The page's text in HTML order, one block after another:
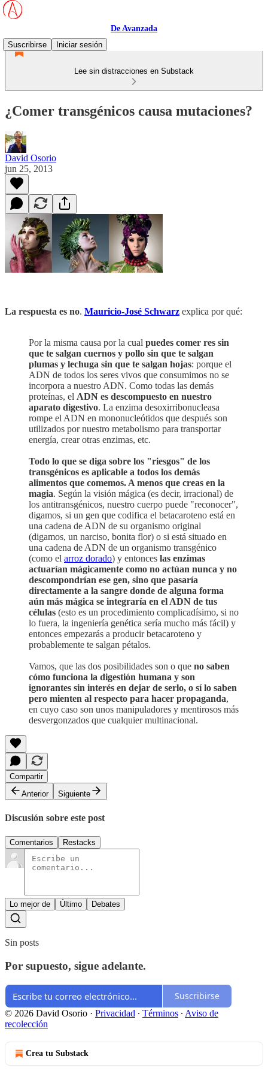
De Avanzada
Suscribirse
Iniciar sesión
Lee sin distracciones en Substack
¿Comer transgénicos causa mutaciones?
David Osorio
jun 25, 2013
La respuesta es no. Mauricio-José Schwarz explica por qué:
Por la misma causa por la cual puedes comer res sin
que te salgan cuernos y pollo sin que te salgan
plumas y lechuga sin que te salgan hojas: porque el
ADN de todos los seres vivos que consumimos no se
incorpora a nuestro ADN. Como todas las demás
proteínas, el ADN es descompuesto en nuestro
aparato digestivo. La enzima desoxirribonucleasa
rompe el ADN en mononucleótidos que después son
utilizados por nuestro metabolismo para transportar
energía, crear otras enzimas, etc.
Todo lo que se diga sobre los "riesgos" de los
transgénicos es aplicable a todos los demás
alimentos que comemos. A menos que creas en la
magia. Según la visión mágica (es decir, irracional) de
los antitransgénicos, nuestro cuerpo puede "reconocer",
digamos, si un gen que codifica el betacaroteno está en
una cadena de ADN de su organismo original
(digamos, un narciso, bonita flor) o si está situado en
una cadena de ADN de un organismo transgénico
(como el arroz dorado) y entonces las enzimas
actuarían mágicamente como no actúan nunca y no
descompondrían ese gen, sino que pasaría
directamente a la sangre donde de alguna forma
aún más mágica se integraría en el ADN de tus
células (esto es un procedimiento complicadísimo, si no
lo fuera, la ingeniería genética sería mucho más fácil) y
entonces empezarás a producir betacaroteno y
probablemente te salgan pétalos.
Vamos, que las dos posibilidades son o que no saben
cómo funciona la digestión humana y son
ignorantes sin interés en dejar de serlo, o sí lo saben
pero mienten al respecto para hacer propaganda,
en cuyo caso son unos manipuladores y mentirosos más
desvergonzados que cualquier multinacional.
Compartir
Anterior
Siguiente
Discusión sobre este post
Comentarios Restacks
Lo mejor de Último Debates
Sin posts
Por supuesto, sigue adelante.
Suscribirse
© 2026 David Osorio · Privacidad ∙ Términos ∙ Aviso de
recolección
Crea tu Substack